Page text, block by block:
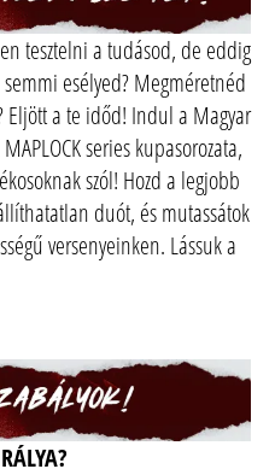
tesztelni a tudásod, de eddig
esélyed? Megméretnéd
Eljött a te időd! Indul a Magyar
series kupasorozata,
szól! Hozd a legjobb
duót, és mutassátok
versenyeinken. Lássuk a